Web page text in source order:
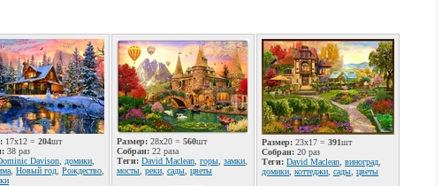
17x12 = 204шт
38 раз
Davison домики
Новый год Рождество
Размер: 28x20 = 560шт
Собран: 22 раза
Теги: David Maclean горы замки
мосты реки сады цветы
Размер: 23x17 = 391шт
Собран: 20 раз
Теги: David Maclean виноград
домики коттеджи сады цветы